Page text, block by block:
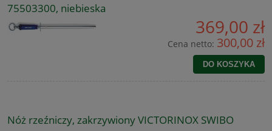
75503300, niebieska
369,00 zł
Cena netto: 300,00 zł
DO KOSZYKA
Nóż rzeźniczy, zakrzywiony VICTORINOX SWIBO